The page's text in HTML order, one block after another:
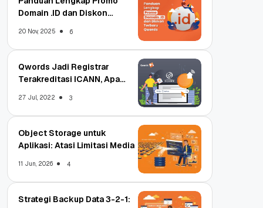
Domain .ID dan Diskon
20 Nov, 2025 6
Qwords Jadi Registrar
Terakreditasi ICANN, Apa
27 Jul, 2022 3
Object Storage untuk
Aplikasi: Atasi Limitasi Media
11 Jun, 2026 4
Strategi Backup Data 3-2-1: